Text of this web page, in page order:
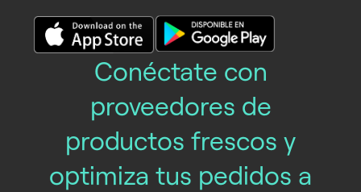
Conéctate con
proveedores de
productos frescos y
optimiza tus pedidos a